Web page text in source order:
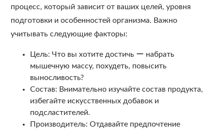
процесс, который зависит от ваших целей, уровня
подготовки и особенностей организма. Важно
учитывать следующие факторы:
Цель: Что вы хотите достичь ー набрать
мышечную массу, похудеть, повысить
выносливость?
Состав: Внимательно изучайте состав продукта,
избегайте искусственных добавок и
подсластителей.
Производитель: Отдавайте предпочтение